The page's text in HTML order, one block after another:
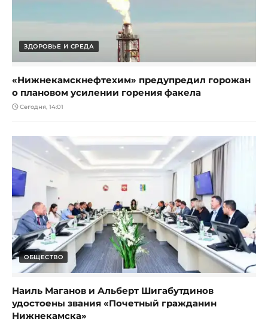
ЗДОРОВЬЕ И СРЕДА
«Нижнекамскнефтехим» предупредил горожан
о плановом усилении горения факела
Сегодня, 14:01
ОБЩЕСТВО
Наиль Маганов и Альберт Шигабутдинов
удостоены звания «Почетный гражданин
Нижнекамска»